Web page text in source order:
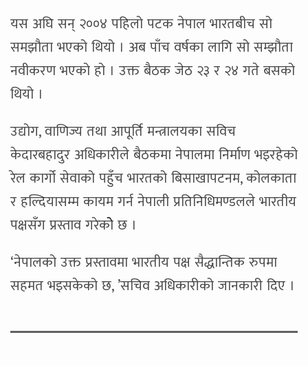
यस अघि सन् २००४ पहिलो पटक नेपाल भारतबीच सो
समझौता भएको थियो । अब पाँच वर्षका लागि सो सम्झौता
नवीकरण भएको हो । उक्त बैठक जेठ २३ र २४ गते बसको
थियो ।
उद्योग, वाणिज्य तथा आपूर्ति मन्त्रालयका सविच
केदारबहादुर अधिकारीले बैठकमा नेपालमा निर्माण भइरहेको
रेल कार्गो सेवाको पहुँच भारतको बिसाखापटनम, कोलकाता
र हल्दियासम्म कायम गर्न नेपाली प्रतिनिधिमण्डलले भारतीय
पक्षसँग प्रस्ताव गरेकोे छ ।
‘नेपालको उक्त प्रस्तावमा भारतीय पक्ष सैद्धान्तिक रुपमा
सहमत भइसकेको छ, ’सचिव अधिकारीको जानकारी दिए ।